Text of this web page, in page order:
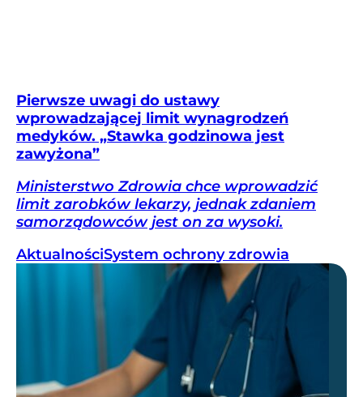
Pierwsze uwagi do ustawy
wprowadzającej limit wynagrodzeń
medyków. „Stawka godzinowa jest
zawyżona”
Ministerstwo Zdrowia chce wprowadzić
limit zarobków lekarzy, jednak zdaniem
samorządowców jest on za wysoki.
AktualnościSystem ochrony zdrowia